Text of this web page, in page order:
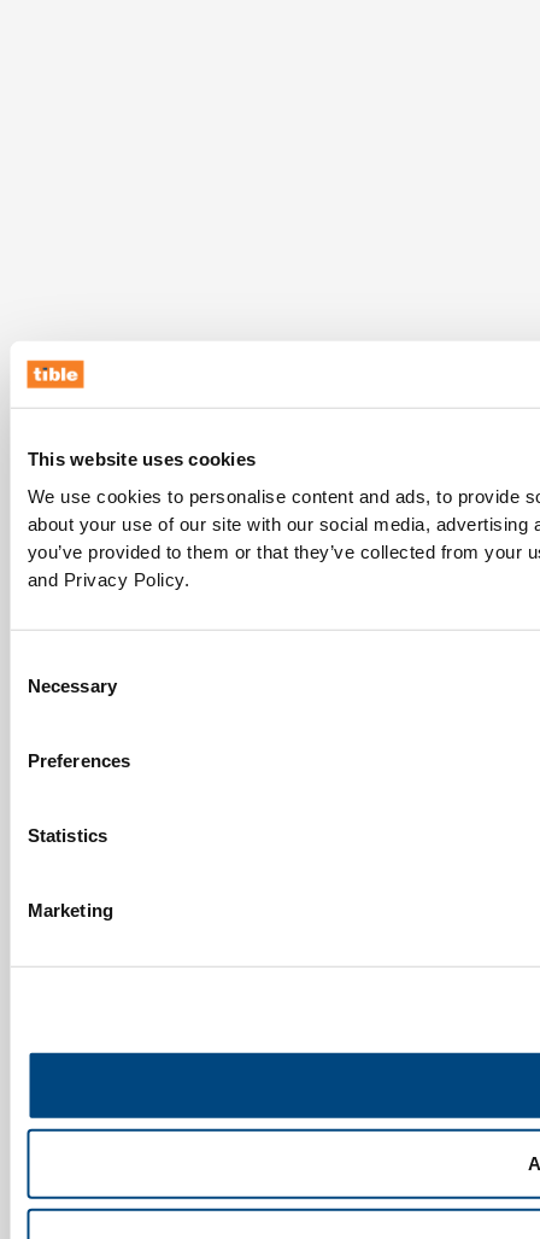
This website uses cookies
We use cookies to personalise content and ads, to provide
about your use of our site with our social media,
you’ve provided to them or that they’ve collected from
and Privacy Policy.
Selection
Necessary
Preferences
Statistics
Marketing